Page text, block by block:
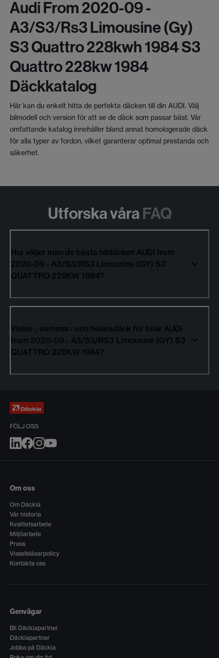
Audi From 2020-09 -
A3/s3/rs3 Limousine (gy)
S3 Quattro 228kwh 1984 S3
Quattro 228kw 1984
Däckkatalog
Här kan du enkelt hitta de perfekta däcken till din AUDI. Välj
bilmodell och version för att se de däck som passar bäst. Vår
omfattande katalog innehåller bland annat homologerade däck
för alla typer av fordon, vilket garanterar optimal prestanda och
säkerhet.
Utforska våra FAQ
Hur väljer man de bästa bildäcken AUDI from
2020-09 - A3/S3/RS3 Limousine (GY) S3
QUATTRO 228KW 1984?
Vinter-, sommar- och helårsdäck för bilar AUDI
from 2020-09 - A3/S3/RS3 Limousine (GY) S3
QUATTRO 228KW 1984?
FÖLJ OSS
Om oss
Om Däckia
Vår historia
Kvalitetsarbete
Miljöarbete
Press
Visselblåsarpolicy
Kontakta oss
Genvägar
Bli Däckiapartner
Däckiapartner
Jobba på Däckia